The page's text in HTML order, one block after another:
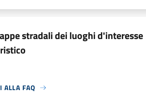
stradali dei luoghi d'interesse
ALLA FAQ